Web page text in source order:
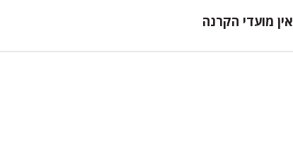
אין מועדי הקרנה